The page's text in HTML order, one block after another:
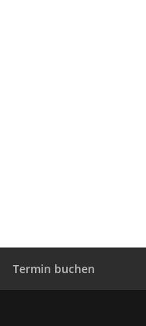
Termin buchen